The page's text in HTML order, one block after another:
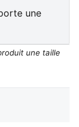
une
une taille